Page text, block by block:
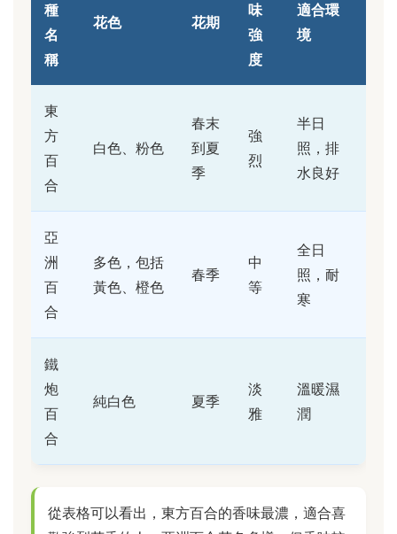
種
名
稱
花色 花期
味
強
度
適合環
境
東
方
百
合
白色、粉色
春末
到夏
季
強
烈
半日
照，排
水良好
亞
洲
百
合
多色，包括
黃色、橙色
春季
中
等
全日
照，耐
寒
鐵
炮
百
合
純白色 夏季
淡
雅
溫暖濕
潤
從表格可以看出，東方百合的香味最濃，適合喜